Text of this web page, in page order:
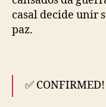
casal decide unir
paz.
✅ CONFIRMED!